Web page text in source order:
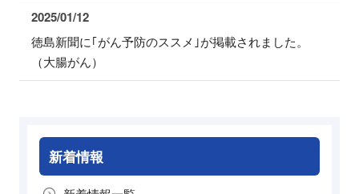
2025/01/12
徳島新聞に｢がん予防のススメ｣が掲載されました。
（大腸がん）
新着情報